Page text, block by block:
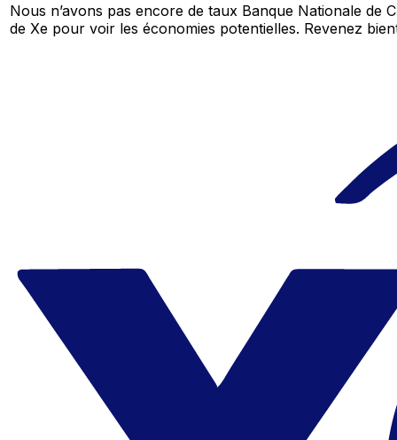
Nous n’avons pas encore de taux Banque Nationale
de Xe pour voir les économies potentielles. Revenez